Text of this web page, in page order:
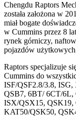
Chengdu Raptors
została założona w
miał bogate
w Cummins przez 8
rynek górniczy,
pojazdów
Raptors specjalizuje
Cummins do
ISF/QSF2.8/3.8,
QSB7, 6BT/ 6CT/
ISX/QSX15,
KAT50/QSK50,